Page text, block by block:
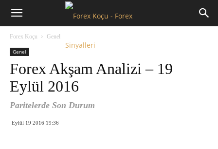
Forex
Forex Koçu Genel
Genel
Forex Akşam Analizi – 19
Eylül 2016
Paritelerde Son Durum
Eylül 19 2016 19:36